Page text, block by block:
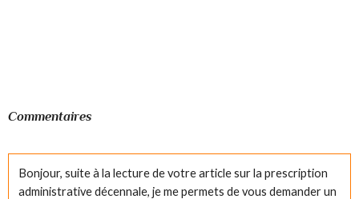
Commentaires
Bonjour, suite à la lecture de votre article sur la prescription
administrative décennale, je me permets de vous demander un